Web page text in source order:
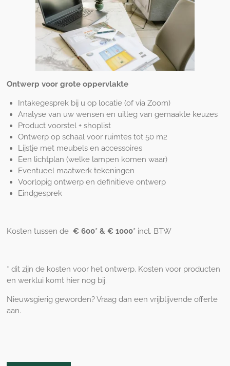
Ontwerp voor grote oppervlakte
Intakegesprek bij u op locatie (of via Zoom)
Analyse van uw wensen en uitleg van gemaakte keuzes
Product voorstel + shoplist
Ontwerp op schaal voor ruimtes tot 50 m2
Lijstje met meubels en accessoires
Een lichtplan (welke lampen komen waar)
Eventueel maatwerk tekeningen
Voorlopig ontwerp en definitieve ontwerp
Eindgesprek
Kosten tussen de € 600* & € 1000* incl. BTW
* dit zijn de kosten voor het ontwerp. Kosten voor producten
en werklui komt hier nog bij.
Nieuwsgierig geworden? Vraag dan een vrijblijvende offerte
aan.